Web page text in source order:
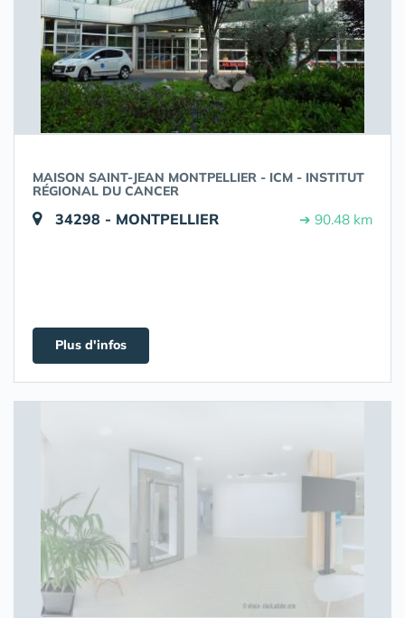
MAISON SAINT-JEAN MONTPELLIER - ICM - INSTITUT
RÉGIONAL DU CANCER
34298 - MONTPELLIER ➔ 90.48 km
Plus d'infos